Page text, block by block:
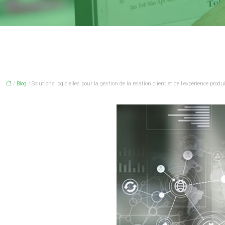
/ Blog / Solutions logicielles pour la gestion de la relation client et de l’expérience